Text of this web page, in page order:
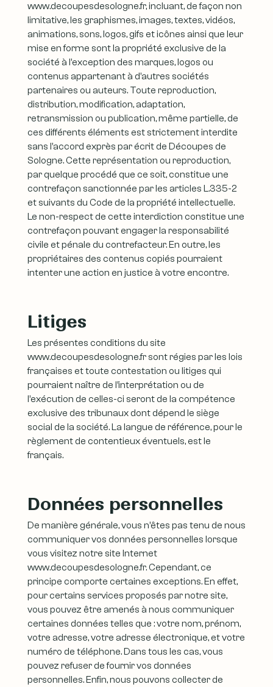
www.decoupesdesologne.fr, incluant, de façon non
limitative, les graphismes, images, textes, vidéos,
animations, sons, logos, gifs et icônes ainsi que leur
mise en forme sont la propriété exclusive de la
société à l’exception des marques, logos ou
contenus appartenant à d’autres sociétés
partenaires ou auteurs. Toute reproduction,
distribution, modification, adaptation,
retransmission ou publication, même partielle, de
ces différents éléments est strictement interdite
sans l’accord exprès par écrit de Découpes de
Sologne. Cette représentation ou reproduction,
par quelque procédé que ce soit, constitue une
contrefaçon sanctionnée par les articles L.335-2
et suivants du Code de la propriété intellectuelle.
Le non-respect de cette interdiction constitue une
contrefaçon pouvant engager la responsabilité
civile et pénale du contrefacteur. En outre, les
propriétaires des contenus copiés pourraient
intenter une action en justice à votre encontre.
Litiges
Les présentes conditions du site
www.decoupesdesologne.fr sont régies par les lois
françaises et toute contestation ou litiges qui
pourraient naître de l’interprétation ou de
l’exécution de celles-ci seront de la compétence
exclusive des tribunaux dont dépend le siège
social de la société. La langue de référence, pour le
règlement de contentieux éventuels, est le
français.
Données personnelles
De manière générale, vous n’êtes pas tenu de nous
communiquer vos données personnelles lorsque
vous visitez notre site Internet
www.decoupesdesologne.fr. Cependant, ce
principe comporte certaines exceptions. En effet,
pour certains services proposés par notre site,
vous pouvez être amenés à nous communiquer
certaines données telles que : votre nom, prénom,
votre adresse, votre adresse électronique, et votre
numéro de téléphone. Dans tous les cas, vous
pouvez refuser de fournir vos données
personnelles. Enfin, nous pouvons collecter de